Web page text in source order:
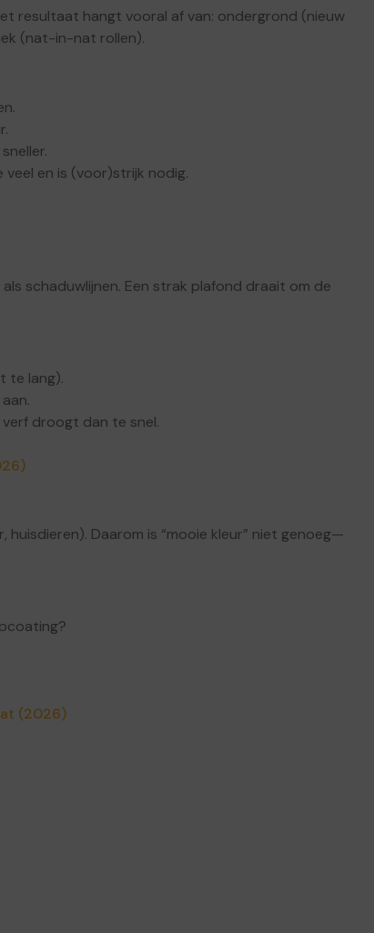
resultaat hangt vooral af van: ondergrond (nieuw
(nat-in-nat rollen).
veel en is (voor)strijk nodig.
schaduwlijnen. Een strak plafond draait om de
te lang).
droogt dan te snel.
Daarom is “mooie kleur” niet genoeg—
(2026)